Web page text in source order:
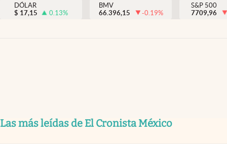
México
Dólar y mercados
Tv
DÓLAR
$ 17,15 0.13%
BMV
66.396,15
-0.19%
S&P 500
7709,96
Las más leídas de El Cronista México